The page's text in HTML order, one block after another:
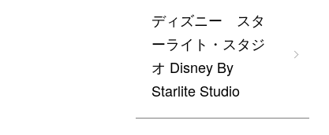
ディズニー スタ
ーライト・スタジ
オ Disney By
Starlite Studio